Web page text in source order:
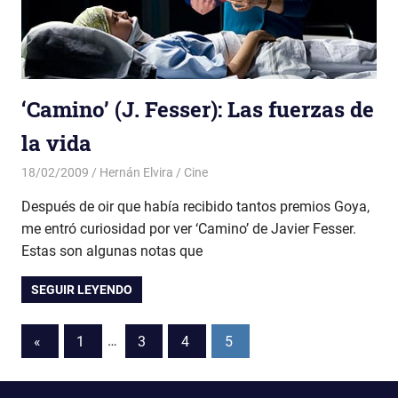
‘Camino’ (J. Fesser): Las fuerzas de
la vida
18/02/2009 Hernán Elvira Cine
Después de oir que había recibido tantos premios Goya,
me entró curiosidad por ver ‘Camino’ de Javier Fesser.
Estas son algunas notas que
SEGUIR LEYENDO
Paginación
de
«
Entradas
anteriores
1 … 3 4 5